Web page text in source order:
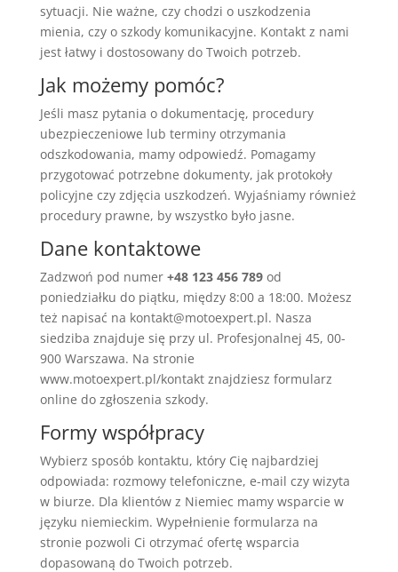
sytuacji. Nie ważne, czy chodzi o uszkodzenia
mienia, czy o szkody komunikacyjne. Kontakt z nami
jest łatwy i dostosowany do Twoich potrzeb.
Jak możemy pomóc?
Jeśli masz pytania o dokumentację, procedury
ubezpieczeniowe lub terminy otrzymania
odszkodowania, mamy odpowiedź. Pomagamy
przygotować potrzebne dokumenty, jak protokoły
policyjne czy zdjęcia uszkodzeń. Wyjaśniamy również
procedury prawne, by wszystko było jasne.
Dane kontaktowe
Zadzwoń pod numer +48 123 456 789od
poniedziałku do piątku, między 8:00 a 18:00. Możesz
też napisać na kontakt@motoexpert.pl. Nasza
siedziba znajduje się przy ul. Profesjonalnej 45, 00-
900 Warszawa. Na stronie
www.motoexpert.pl/kontakt znajdziesz formularz
online do zgłoszenia szkody.
Formy współpracy
Wybierz sposób kontaktu, który Cię najbardziej
odpowiada: rozmowy telefoniczne, e-mail czy wizyta
w biurze. Dla klientów z Niemiec mamy wsparcie w
języku niemieckim. Wypełnienie formularza na
stronie pozwoli Ci otrzymać ofertę wsparcia
dopasowaną do Twoich potrzeb.